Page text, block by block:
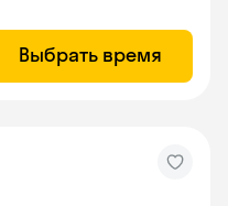
Выбрать время